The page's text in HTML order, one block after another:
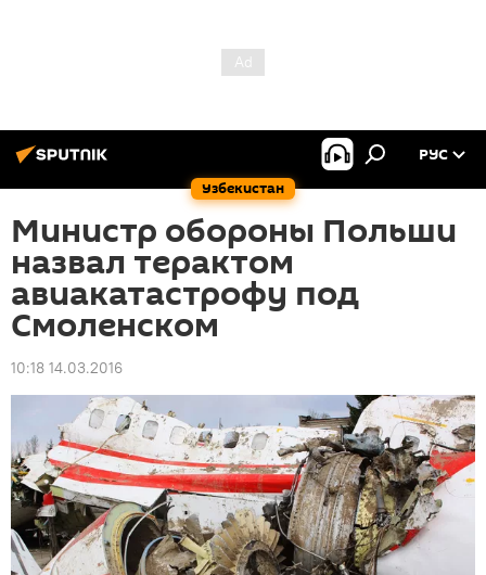
Узбекистан
РУС
Министр обороны Польши
назвал терактом
авиакатастрофу под
Смоленском
10:18 14.03.2016